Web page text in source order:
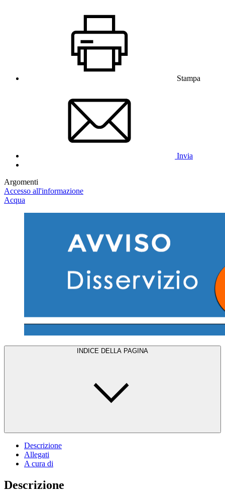
Stampa
Invia
Argomenti
Accesso all'informazione
Acqua
INDICE DELLA PAGINA
Descrizione
Allegati
A cura di
Descrizione